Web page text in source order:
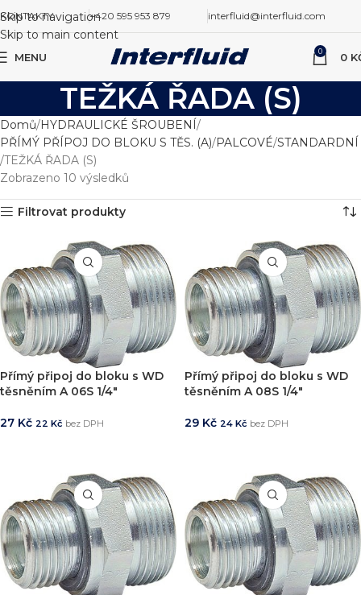
Skip to navigation
Skip to main content
KONTAKTY +420 595 953 879 interfluid@interfluid.com
MENU 0 0
TEŽKÁ ŘADA (S)
Domů HYDRAULICKÉ ŠROUBENÍ
PŘÍMÝ PŘÍPOJ DO BLOKU S TĚS. (A) PALCOVÉ STANDARDNÍ
TEŽKÁ ŘADA (S)
Zobrazeno 10 výsledků
Filtrovat produkty
Přímý připoj do bloku s WD
těsněním A 06S 1/4″
27 Kč 22 Kč bez DPH
Přímý připoj do bloku s WD
těsněním A 08S 1/4″
29 Kč 24 Kč bez DPH